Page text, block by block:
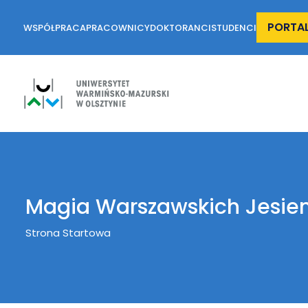
WSPÓŁPRACAPRACOWNICYDOKTORANCISTUDENCI
Magia Warszawskich
Breadcrumb
Strona Startowa